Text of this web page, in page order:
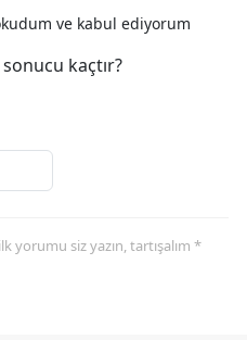
ve kabul ediyorum
kaçtır?
yorumu siz yazın, tartışalım *